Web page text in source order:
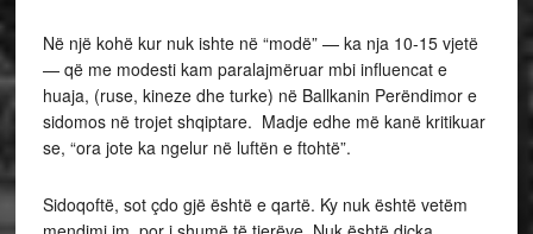
Në një kohë kur nuk ishte në “modë” — ka nja 10-15 vjetë
— që me modesti kam paralajmëruar mbi influencat e
huaja, (ruse, kineze dhe turke) në Ballkanin Perëndimor e
sidomos në trojet shqiptare. Madje edhe më kanë kritikuar
se, “ora jote ka ngelur në luftën e ftohtë”.
Sidoqoftë, sot çdo gjë është e qartë. Ky nuk është vetëm